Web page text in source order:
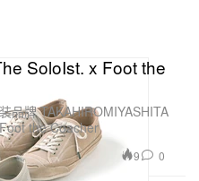
SoloIst. x Foot the
品牌 TAKAHIROMIYASHITA
the Coacher
9 0